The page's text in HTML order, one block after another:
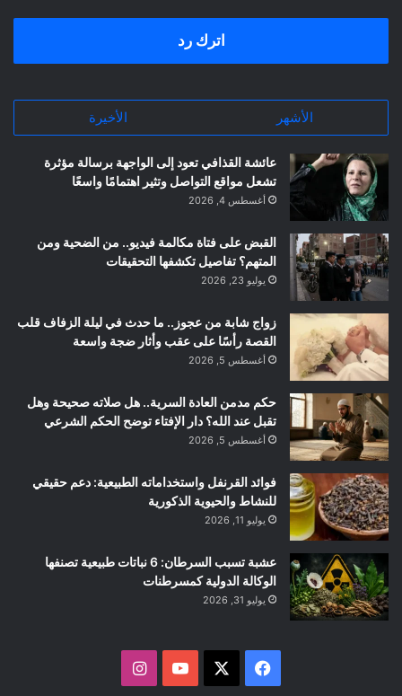
اترك رد
الأشهر الأخيرة
عائشة القذافي تعود إلى الواجهة برسالة مؤثرة
تشعل مواقع التواصل وتثير اهتمامًا واسعًا
أغسطس 4, 2026
القبض على فتاة مكالمة فيديو.. من الضحية ومن
المتهم؟ تفاصيل تكشفها التحقيقات
يوليو 23, 2026
زواج شابة من عجوز.. ما حدث في ليلة الزفاف قلب
القصة رأسًا على عقب وأثار ضجة واسعة
أغسطس 5, 2026
حكم مدمن العادة السرية.. هل صلاته صحيحة وهل
تقبل عند الله؟ دار الإفتاء توضح الحكم الشرعي
أغسطس 5, 2026
فوائد القرنفل واستخداماته الطبيعية: دعم حقيقي
للنشاط والحيوية الذكورية
يوليو 11, 2026
عشبة تسبب السرطان: 6 نباتات طبيعية تصنفها
الوكالة الدولية كمسرطنات
يوليو 31, 2026